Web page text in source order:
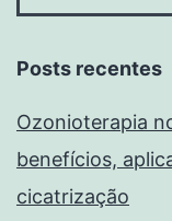
Posts recentes
Ozonioterapia
benefícios,
cicatrização